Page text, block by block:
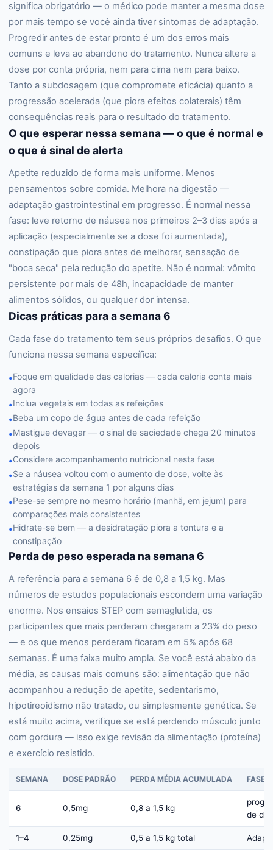
significa obrigatório — o médico pode manter a mesma dose
por mais tempo se você ainda tiver sintomas de adaptação.
Progredir antes de estar pronto é um dos erros mais
comuns e leva ao abandono do tratamento. Nunca altere a
dose por conta própria, nem para cima nem para baixo.
Tanto a subdosagem (que compromete eficácia) quanto a
progressão acelerada (que piora efeitos colaterais) têm
consequências reais para o resultado do tratamento.
O que esperar nessa semana — o que é normal e
o que é sinal de alerta
Apetite reduzido de forma mais uniforme. Menos
pensamentos sobre comida. Melhora na digestão —
adaptação gastrointestinal em progresso. É normal nessa
fase: leve retorno de náusea nos primeiros 2–3 dias após a
aplicação (especialmente se a dose foi aumentada),
constipação que piora antes de melhorar, sensação de
"boca seca" pela redução do apetite. Não é normal: vômito
persistente por mais de 48h, incapacidade de manter
alimentos sólidos, ou qualquer dor intensa.
Dicas práticas para a semana 6
Cada fase do tratamento tem seus próprios desafios. O que
funciona nessa semana específica:
•Foque em qualidade das calorias — cada caloria conta mais
agora
•Inclua vegetais em todas as refeições
•Beba um copo de água antes de cada refeição
•Mastigue devagar — o sinal de saciedade chega 20 minutos
depois
•Considere acompanhamento nutricional nesta fase
•Se a náusea voltou com o aumento de dose, volte às
estratégias da semana 1 por alguns dias
•Pese-se sempre no mesmo horário (manhã, em jejum) para
comparações mais consistentes
•Hidrate-se bem — a desidratação piora a tontura e a
constipação
Perda de peso esperada na semana 6
A referência para a semana 6 é de 0,8 a 1,5 kg. Mas
números de estudos populacionais escondem uma variação
enorme. Nos ensaios STEP com semaglutida, os
participantes que mais perderam chegaram a 23% do peso
— e os que menos perderam ficaram em 5% após 68
semanas. É uma faixa muito ampla. Se você está abaixo da
média, as causas mais comuns são: alimentação que não
acompanhou a redução de apetite, sedentarismo,
hipotireoidismo não tratado, ou simplesmente genética. Se
está muito acima, verifique se está perdendo músculo junto
com gordura — isso exige revisão da alimentação (proteína)
e exercício resistido.
SEMANA DOSE PADRÃO PERDA MÉDIA ACUMULADA FASE
6 0,5mg 0,8 a 1,5 kg
de
1–4 0,25mg 0,5 a 1,5 kg total